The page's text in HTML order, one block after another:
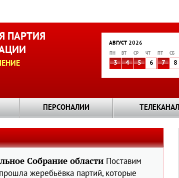
ПАРТИЯ
АВГУСТ 2026
ПН ВТ СР ЧТ СБ
3 4 5 6 7 8
ПЕРСОНАЛИИ ТЕЛЕКАНАЛ
Собрание области
Поставим
жеребьёвка партий, которые